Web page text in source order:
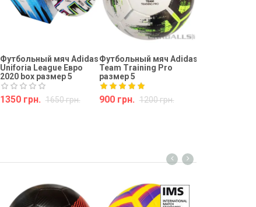
Футбольный мяч Adidas
Uniforia League Евро
2020 box размер 5
1350 грн. 1650 грн.
Футбольный мяч Adidas
Team Training Pro
размер 5
900 грн. 1200 грн.